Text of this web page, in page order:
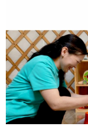
FacebookTwitter